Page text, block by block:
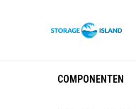
COMPONENTEN